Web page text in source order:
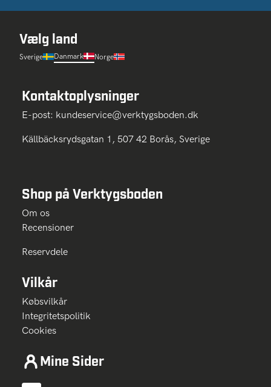
Vælg land
Sverige Danmark Norge
Kontaktoplysninger
E-post: kundeservice@verktygsboden.dk
Källbäcksrydsgatan 1, 507 42 Borås, Sverige
Shop på Verktygsboden
Om os
Recensioner
Reservdele
Vilkår
Købsvilkår
Integritetspolitik
Cookies
Mine Sider